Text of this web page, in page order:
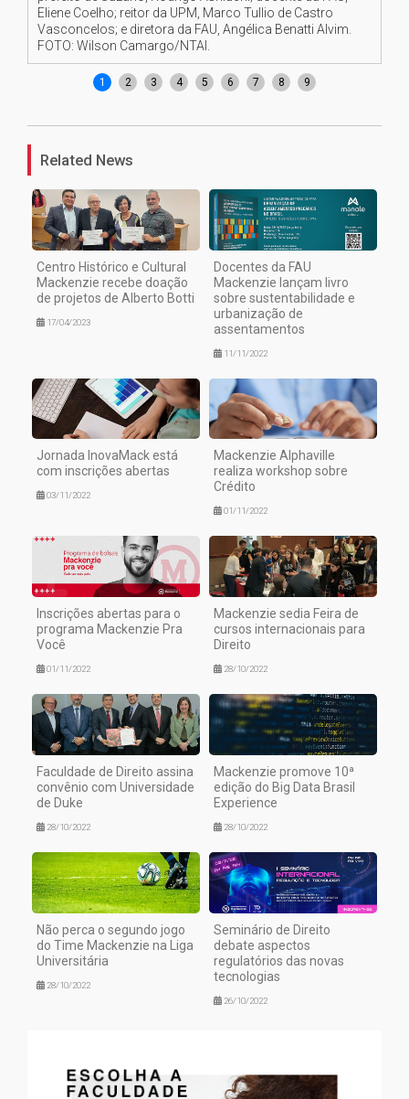
Eliene Coelho; reitor da UPM, Marco Tullio de Castro
Vasconcelos; e diretora da FAU, Angélica Benatti Alvim.
FOTO: Wilson Camargo/NTAI.
1 2 3 4 5 6 7 8 9
Related News
Centro Histórico e Cultural
Mackenzie recebe doação
de projetos de Alberto Botti
17/04/2023
Docentes da FAU
Mackenzie lançam livro
sobre sustentabilidade e
urbanização de
assentamentos
11/11/2022
Jornada InovaMack está
com inscrições abertas
03/11/2022
Mackenzie Alphaville
realiza workshop sobre
Crédito
01/11/2022
Inscrições abertas para o
programa Mackenzie Pra
Você
01/11/2022
Mackenzie sedia Feira de
cursos internacionais para
Direito
28/10/2022
Faculdade de Direito assina
convênio com Universidade
de Duke
28/10/2022
Mackenzie promove 10ª
edição do Big Data Brasil
Experience
28/10/2022
Não perca o segundo jogo
do Time Mackenzie na Liga
Universitária
28/10/2022
Seminário de Direito
debate aspectos
regulatórios das novas
tecnologias
26/10/2022